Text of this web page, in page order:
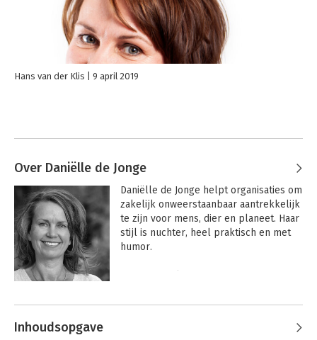
Hans van der Klis 9 april 2019
Over Daniëlle de Jonge
Daniëlle de Jonge helpt organisaties om
zakelijk onweerstaanbaar aantrekkelijk
te zijn voor mens, dier en planeet. Haar
stijl is nuchter, heel praktisch en met
humor.
congressen, ondernemersavonden,
Andere boeken door Daniëlle de
Jonge
Inhoudsopgave